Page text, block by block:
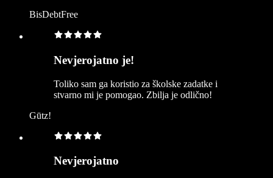
BisDebtFree
Nevjerojatno je!
Toliko sam ga koristio za školske zadatke i
stvarno mi je pomogao. Zbilja je odlično!
Gūtz!
Nevjerojatno